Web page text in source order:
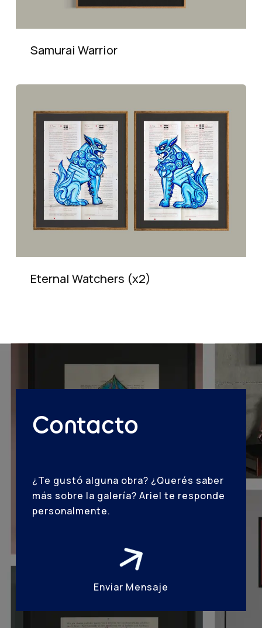
Samurai Warrior
Eternal Watchers (x2)
Contacto
¿Te gustó alguna obra? ¿Querés saber
más sobre la galería? Ariel te responde
personalmente.
Enviar Mensaje